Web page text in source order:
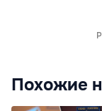
Похожие